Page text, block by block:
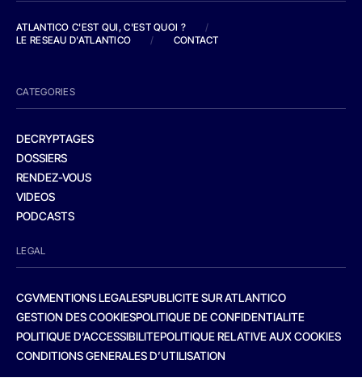
ATLANTICO C'EST QUI, C'EST QUOI ?
/
LE RESEAU D'ATLANTICO
/ CONTACT
CATEGORIES
DECRYPTAGES
DOSSIERS
RENDEZ-VOUS
VIDEOS
PODCASTS
LEGAL
CGVMENTIONS LEGALESPUBLICITE SUR ATLANTICO
GESTION DES COOKIESPOLITIQUE DE CONFIDENTIALITE
POLITIQUE D’ACCESSIBILITEPOLITIQUE RELATIVE AUX COOKIES
CONDITIONS GENERALES D’UTILISATION